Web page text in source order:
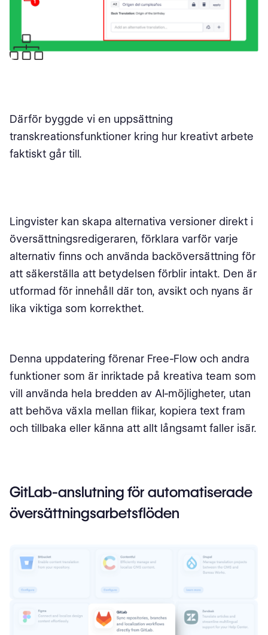
Därför byggde vi en uppsättning
transkreationsfunktioner kring hur kreativt arbete
faktiskt går till.
Lingvister kan skapa alternativa versioner direkt i
översättningsredigeraren, förklara varför varje
alternativ finns och använda backöversättning för
att säkerställa att betydelsen förblir intakt. Den är
utformad för innehåll där ton, avsikt och nyans är
lika viktiga som korrekthet.
Denna uppdatering förenar Free-Flow och andra
funktioner som är inriktade på kreativa team som
vill använda hela bredden av AI-möjligheter, utan
att behöva växla mellan flikar, kopiera text fram
och tillbaka eller känna att allt långsamt faller isär.
GitLab-anslutning för automatiserade
översättningsarbetsflöden